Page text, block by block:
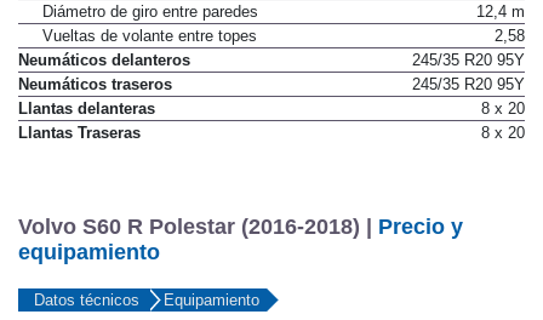
Diámetro de giro entre paredes
12,4 m
Vueltas de volante entre topes
2,58
Neumáticos delanteros
245/35 R20 95Y
Neumáticos traseros
245/35 R20 95Y
Llantas delanteras
8 x 20
Llantas Traseras
8 x 20
Volvo S60 R Polestar (2016-2018) | Precio y
equipamiento
Datos técnicos Equipamiento